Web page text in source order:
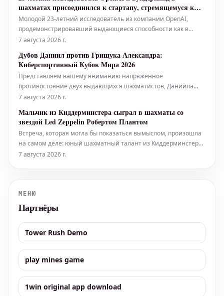
привлекло внимание, и многие видят в нем фигуру,
способную оказать значительное
шахматах присоединился к стартапу, стремящемуся к
ИИ-телепатии
Молодой 23-летний исследователь из компании OpenAI,
продемонстрировавший выдающиеся способности как в
области искусственного интеллекта, так и в мире
амбициозная цель — создание технологии, имитирующей
телепатию с помощью ИИ. Эта ново
7 августа 2026 г.
Дубов Даниил против Грищука Александра:
Киберспортивный Кубок Мира 2026
Представляем вашему вниманию напряженное
противостояние двух выдающихся шахматистов, Даниила
Дубова и Александра Грищука, на престижном
рамках стадии Last Chance Qualifier (LCQ), решающего этапа
плей-офф, где каждая партия имеет огромное зна
7 августа 2026 г.
Мальчик из Киддерминстера сыграл в шахматы со
звездой Led Zeppelin Робертом Плантом
Встреча, которая могла бы показаться вымыслом, произошла
на самом деле: юный шахматный талант из Киддерминстера
получил уникальную возможность сразиться в
7 августа 2026 г.
МЕНЮ
Партнёры
Tower Rush Demo
play mines game
1win original app download